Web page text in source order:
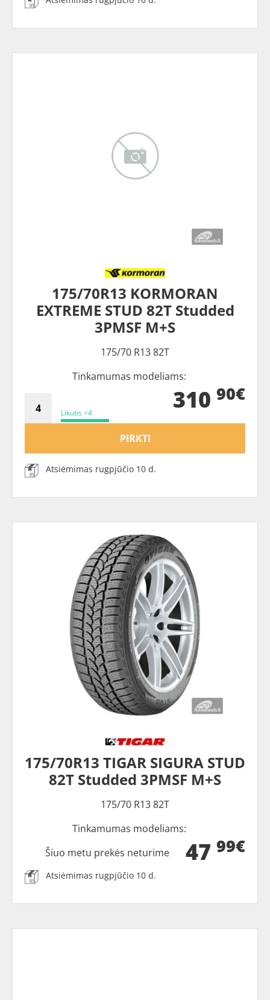
175/70R13 KORMORAN
EXTREME STUD 82T Studded
3PMSF M+S
175/70 R13 82T
Tinkamumas modeliams:
Likutis >4 310 90€
PIRKTI
Atsiėmimas rugpjūčio 10 d.
175/70R13 TIGAR SIGURA STUD
82T Studded 3PMSF M+S
175/70 R13 82T
Tinkamumas modeliams:
47 99€
Šiuo metu prekės neturime
Atsiėmimas rugpjūčio 10 d.